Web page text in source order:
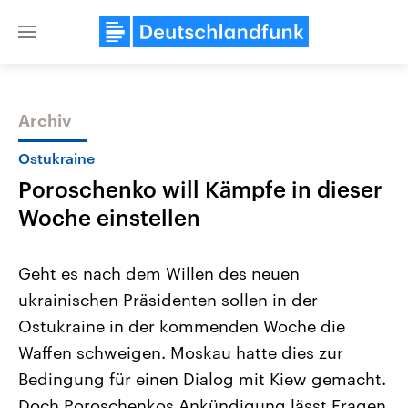
Close
Themen
Landtagswahl Sachsen-Anhalt
2026
Alle Informationen
Sachsen-Anhalt wählt am 6.
September 2026 einen neuen
Landtag. Seit 2021 wird das
Bundesland von einer Koalition aus
USA
Aktuelle Beiträge,
Hintergründe
Wirtschaftlich und
gehören die Vereinigten
den mächtigsten Ländern
mit großem Einfluss auf
Archiv
Ostukraine
Poroschenko will Kämpfe in dieser
Woche einstellen
Geht es nach dem Willen des neuen
ukrainischen Präsidenten sollen in der
Ostukraine in der kommenden Woche die
Waffen schweigen. Moskau hatte dies zur
Bedingung für einen Dialog mit Kiew gemacht.